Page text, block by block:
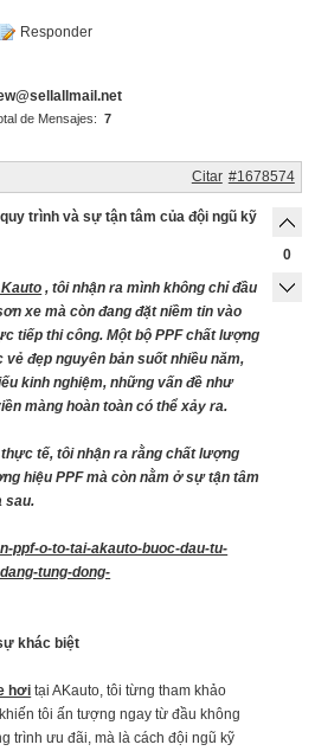
Responder
de Mensajes: 7
#1678574
Citar
trình và sự tận tâm của đội ngũ kỹ
, tôi nhận ra mình không chỉ đầu
xe mà còn đang đặt niềm tin vào
tiếp thi công. Một bộ PPF chất lượng
đẹp nguyên bản suốt nhiều năm,
kinh nghiệm, những vấn đề như
màng hoàn toàn có thể xảy ra.
tế, tôi nhận ra rằng chất lượng
hiệu PPF mà còn nằm ở sự tận tâm
sau.
ppf-o-to-tai-akauto-buoc-dau-tu-
tung-dong-
khác biệt
hơi tại AKauto, tôi từng tham khảo
tôi ấn tượng ngay từ đầu không
trình ưu đãi, mà là cách đội ngũ kỹ
0